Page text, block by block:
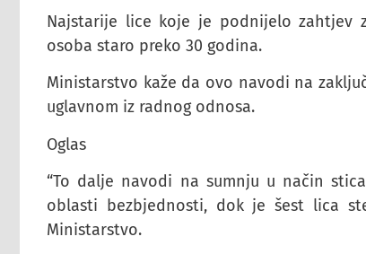
Najstarije lice koje je podnijelo zahtjev
osoba staro preko 30 godina.
Ministarstvo kaže da ovo navodi na
uglavnom iz radnog odnosa.
Oglas
“To dalje navodi na sumnju u način
oblasti bezbjednosti, dok je šest lica
Ministarstvo.